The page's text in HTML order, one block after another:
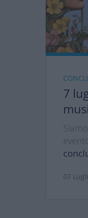
7
🎶
07